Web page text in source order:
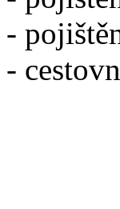
-
-